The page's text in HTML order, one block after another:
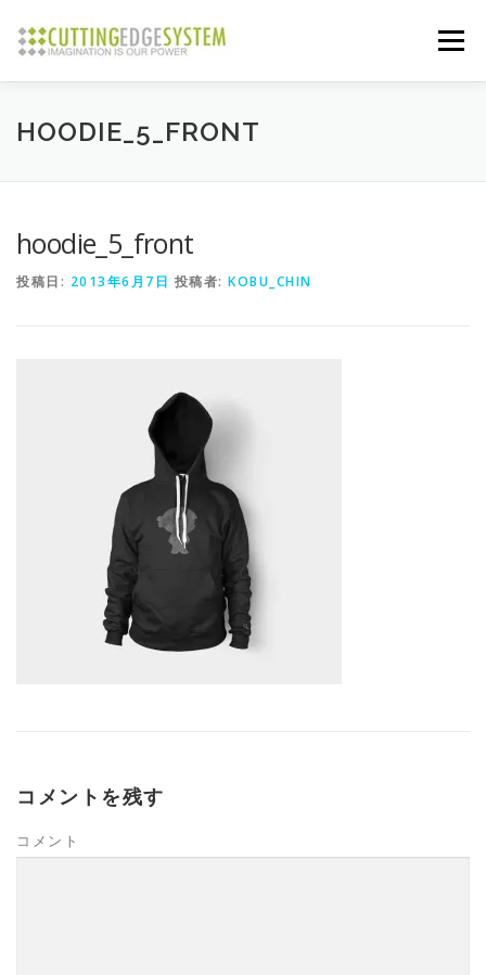
メニュー
ABOUT SERVICES NEWS
HOODIE_5_FRONT
hoodie_5_front
投稿日: 2013年6月7日 投稿者: KOBU_CHIN
コメントを残す
コメント